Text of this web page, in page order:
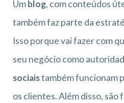
Umblog, com conteúdos
também faz parte da
Isso porque vai fazer com
seu negócio como
sociaistambém funcionam
os clientes. Além disso, são